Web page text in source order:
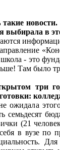
выбирала в
- это
Там было
три
семьдесят
(21
в вузе